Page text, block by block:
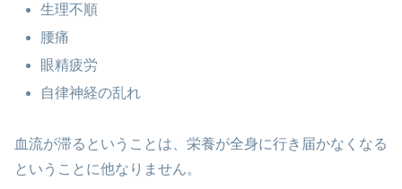
生理不順
腰痛
眼精疲労
自律神経の乱れ
血流が滞るということは、栄養が全身に行き届かなくなる
ということに他なりません。